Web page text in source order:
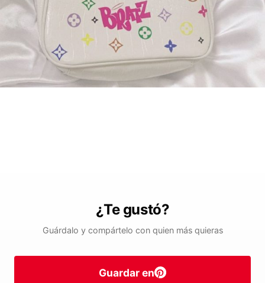
¿Te gustó?
Guárdalo y compártelo con quien más quieras
Guardar en